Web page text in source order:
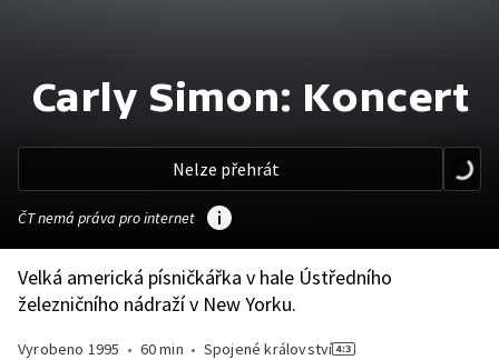
Carly Simon: Koncert
Nelze přehrát
ČT nemá práva pro internet
Velká americká písničkářka v hale Ústředního
železničního nádraží v New Yorku.
Vyrobeno 1995 • 60 min • Spojené království